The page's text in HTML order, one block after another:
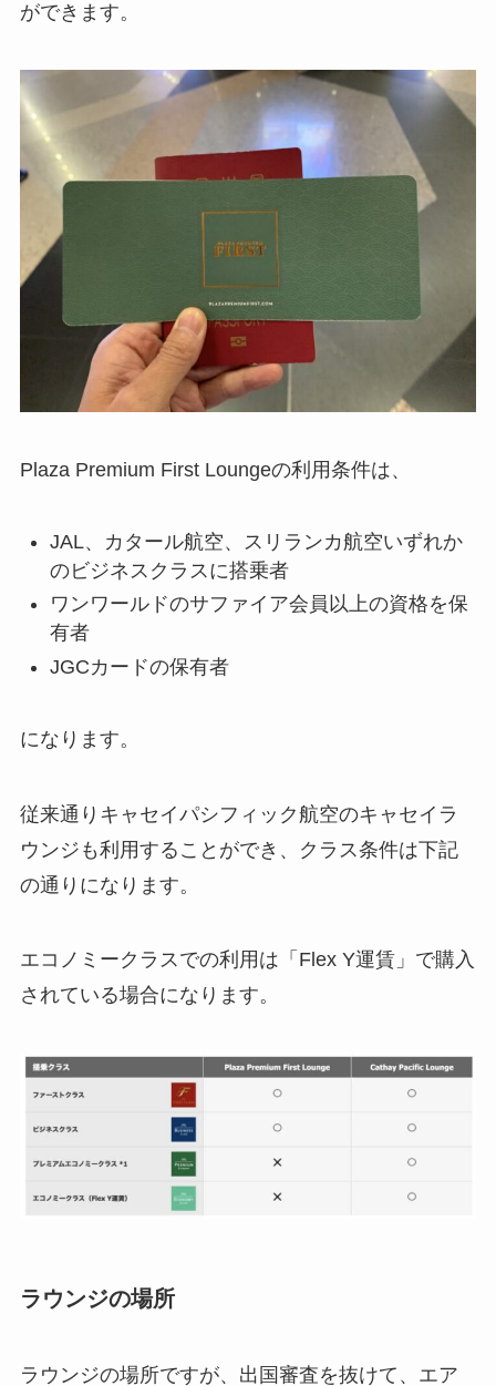
ができます。
Plaza Premium First Loungeの利用条件は、
JAL、カタール航空、スリランカ航空いずれか
のビジネスクラスに搭乗者
ワンワールドのサファイア会員以上の資格を保
有者
JGCカードの保有者
になります。
従来通りキャセイパシフィック航空のキャセイラ
ウンジも利用することができ、クラス条件は下記
の通りになります。
エコノミークラスでの利用は「Flex Y運賃」で購入
されている場合になります。
ラウンジの場所
ラウンジの場所ですが、出国審査を抜けて、エア